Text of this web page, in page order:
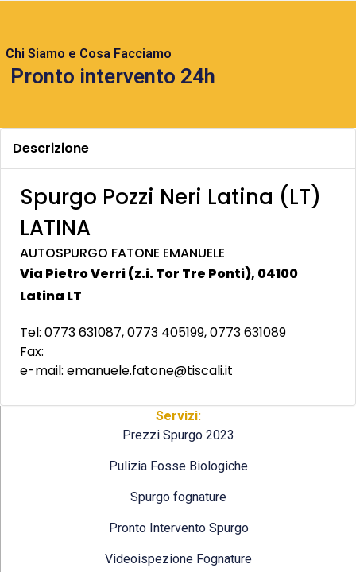
Chi Siamo e Cosa Facciamo
Pronto intervento 24h
Descrizione
Spurgo Pozzi Neri Latina (LT)
LATINA
AUTOSPURGO FATONE EMANUELE
Via Pietro Verri (z.i. Tor Tre Ponti), 04100
Latina LT
Tel: 0773 631087, 0773 405199, 0773 631089
Fax:
e-mail: emanuele.fatone@tiscali.it
Servizi:
Prezzi Spurgo 2023
Pulizia Fosse Biologiche
Spurgo fognature
Pronto Intervento Spurgo
Videoispezione Fognature